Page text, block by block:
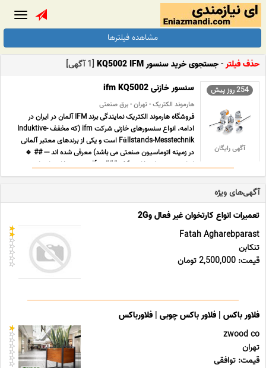
مشاهده فیلترها
حذف فیلتر-جستجوی خرید سنسور KQ5002 IFM [1 آگهی]
254 روز پیش
آگهی رایگان
سنسور خازنی ifm KQ5002
هارموند الکتریک - تهران - برق صنعتی
فروشگاه هارموند الکتریک نمایندگی برند IFM آلمان در ایران در
ادامه، انواع سنسورهای خازنی شرکت ifm (که مخفف Induktive-
Füllstands-Messtechnik است و یکی از برندهای معتبر آلمانی
در زمینه اتوماسیون صنعتی می باشد) معرفی شده اند --- ## 🔹
انواع سنسورهای خازنی ifm ### ✅ 1. سنسور خازنی استا ... ...
آگهی‌های ویژه
تعمیرات انواع کارتخوان غیر فعال و2G
Fatah Agharebparast
تنکابن
قیمت: 2,500,000 تومان
فلاور باکس | فلاور باکس چوبی | فلاورباکس
zwood co
تهران
قیمت: توافقی